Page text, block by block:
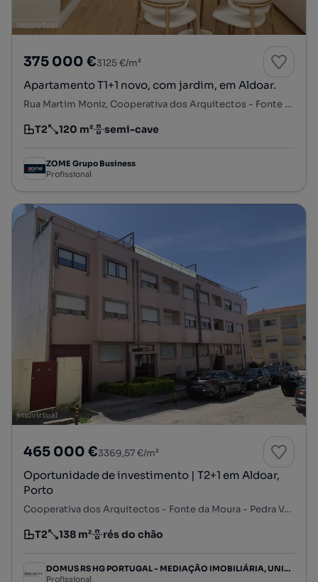
375 000 €3125 €/m²
Apartamento T1+1 novo, com jardim, em Aldoar.
Rua Martim Moniz, Cooperativa dos Arquitectos - Fonte da Moura - Pedra Verde, Aldoar, Foz do Douro e Nevogilde, Porto, Porto
Tipologia
T2
Preço por metro quadrado
120 m²
Andar semi-cave
ZOME Grupo Business
Profissional
465 000 €3369,57 €/m²
Oportunidade de investimento | T2+1 em Aldoar,
Porto
Cooperativa dos Arquitectos - Fonte da Moura - Pedra Verde, Aldoar, Foz do Douro e Nevogilde, Porto, Porto
Tipologia
T2
Preço por metro quadrado
138 m²
Andar rés do chão
DOMUS RS HG PORTUGAL - MEDIAÇÃO IMOBILIÁRIA, UNIPESSOAL LDA
Profissional